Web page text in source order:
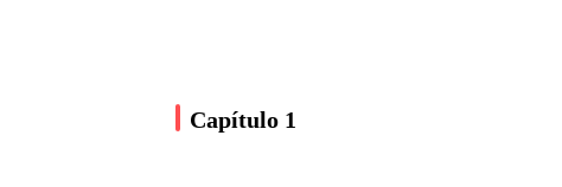
Capítulo 1